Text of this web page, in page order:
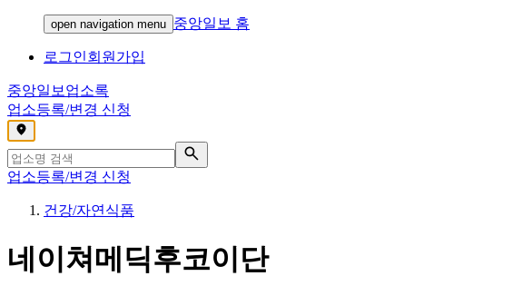
open navigation menu 중앙일보 홈
로그인회원가입
중앙일보 업소록
업소등록/변경 신청
,
업소등록/변경 신청
건강/자연식품
네이쳐메딕후코이단